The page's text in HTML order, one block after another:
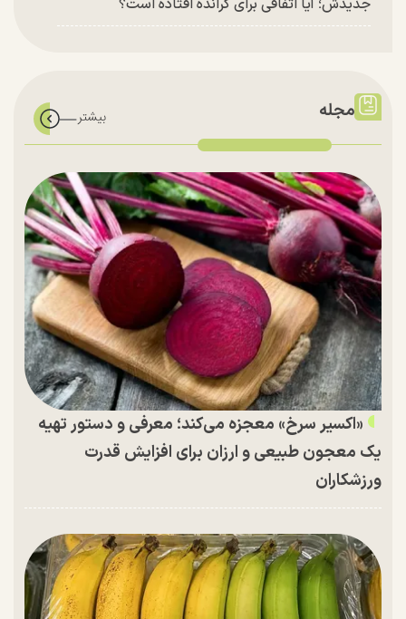
جدیدش؛ آیا اتفاقی برای گرانده افتاده است؟
مجله
«اکسیر سرخ» معجزه می‌کند؛ معرفی و دستور تهیه
یک معجون طبیعی و ارزان برای افزایش قدرت
ورزشکاران